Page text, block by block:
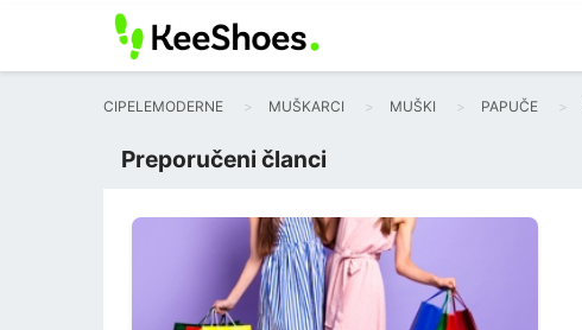
CIPELEMODERNE MUŠKARCI MUŠKI PAPUČE
Preporučeni članci